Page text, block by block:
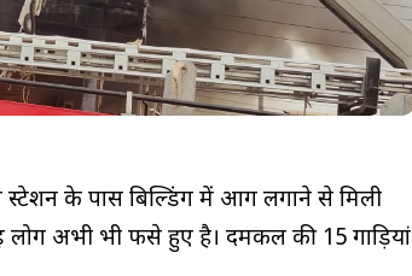
स्टेशन के पास बिल्डिंग में आग लगाने से मिली
लोग अभी भी फसे हुए है। दमकल की 15 गाड़ियां